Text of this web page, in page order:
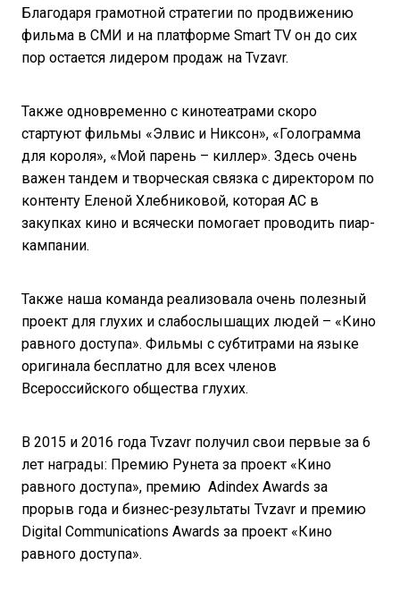
Благодаря грамотной стратегии по продвижению
фильма в СМИ и на платформе Smart TV он до сих
пор остается лидером продаж на Tvzavr.
Также одновременно с кинотеатрами скоро
стартуют фильмы «Элвис и Никсон», «Голограмма
для короля», «Мой парень – киллер». Здесь очень
важен тандем и творческая связка с директором по
контенту Еленой Хлебниковой, которая АС в
закупках кино и всячески помогает проводить пиар-
кампании.
Также наша команда реализовала очень полезный
проект для глухих и слабослышащих людей – «Кино
равного доступа». Фильмы с субтитрами на языке
оригинала бесплатно для всех членов
Всероссийского общества глухих.
В 2015 и 2016 года Tvzavr получил свои первые за 6
лет награды: Премию Рунета за проект «Кино
равного доступа», премию Adindex Awards за
прорыв года и бизнес-результаты Tvzavr и премию
Digital Communications Awards за проект «Кино
равного доступа».